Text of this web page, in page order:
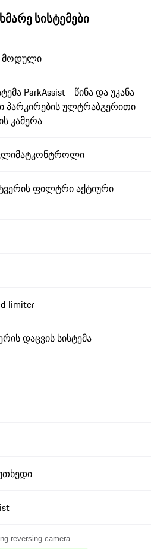
სისტემები
მოდული
ParkAssist - წინა და უკანა
პარკირების ულტრაბგერითი
კამერა
კლიმატკონტროლი
ფილტრი აქტიური
limiter
დაცვის სისტემა
reversing camera